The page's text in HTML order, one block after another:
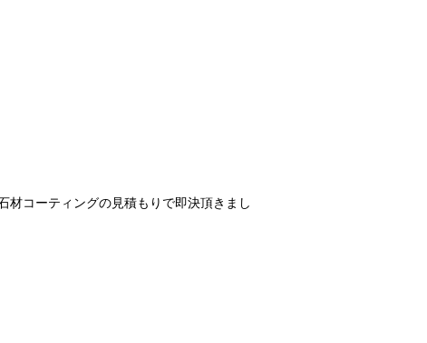
材コーティングの見積もりで即決頂きまし